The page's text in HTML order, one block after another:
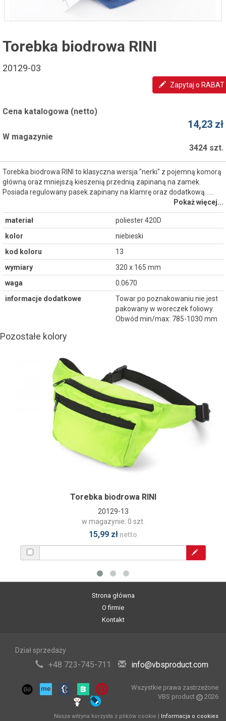
Torebka biodrowa RINI
20129-03
Zapytaj o RABAT
Cena katalogowa (netto)
14,23 zł
W magazynie
3424 szt.
Torebka biodrowa RINI to klasyczna wersja "nerki" z pojemną komorą
główną oraz mniejszą kieszenią przednią zapinaną na zamek.
Posiada regulowany pasek zapinany na klamrę oraz dodatkową...…
Pokaż więcej...
materiał
poliester 420D
kolor
niebieski
kod koloru
13
wymiary
320 x 165 mm
waga
0.0670
informacje dodatkowe
Towar po poznakowaniu nie jest
pakowany w woreczek foliowy.
Obwód min/max: 785-1030 mm
Pozostałe kolory
Torebka biodrowa RINI
20129-13
w magazynie: 0 szt.
15,99 zł netto
Strona główna
O firmie
Kontakt
Dział sprzedaży
+48 723-745-711 info@vbsproduct.com
Wszystkie prawa zastrzeżone
VBS product
2026
Nasza witryna korzysta z plików cookie | Informacja o cookies